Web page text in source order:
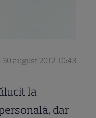
30 august 2012, 10:43
la
dar